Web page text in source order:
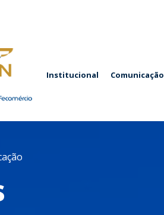
Institucional Comunicação